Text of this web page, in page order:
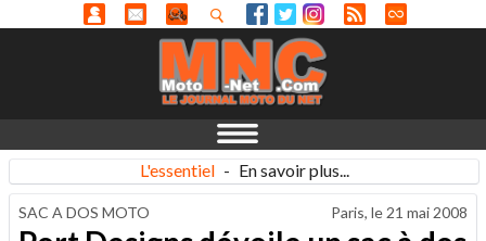
L'essentiel - En savoir plus...
SAC A DOS MOTO Paris, le 21 mai 2008